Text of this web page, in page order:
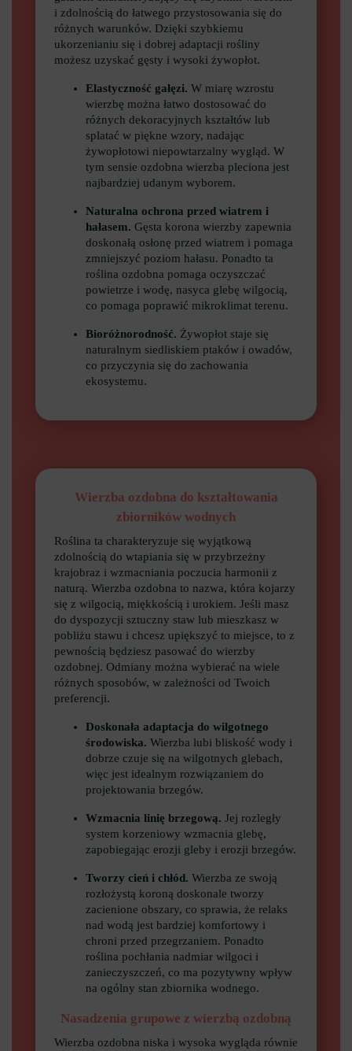
i zdolnością do łatwego przystosowania się do
różnych warunków. Dzięki szybkiemu
ukorzenianiu się i dobrej adaptacji rośliny
możesz uzyskać gęsty i wysoki żywopłot.
Elastyczność gałęzi. W miarę wzrostu
wierzbę można łatwo dostosować do
różnych dekoracyjnych kształtów lub
splatać w piękne wzory, nadając
żywopłotowi niepowtarzalny wygląd. W
tym sensie ozdobna wierzba pleciona jest
najbardziej udanym wyborem.
Naturalna ochrona przed wiatrem i
hałasem. Gęsta korona wierzby zapewnia
doskonałą osłonę przed wiatrem i pomaga
zmniejszyć poziom hałasu. Ponadto ta
roślina ozdobna pomaga oczyszczać
powietrze i wodę, nasyca glebę wilgocią,
co pomaga poprawić mikroklimat terenu.
Bioróżnorodność. Żywopłot staje się
naturalnym siedliskiem ptaków i owadów,
co przyczynia się do zachowania
ekosystemu.
Wierzba ozdobna do kształtowania
zbiorników wodnych
Roślina ta charakteryzuje się wyjątkową
zdolnością do wtapiania się w przybrzeżny
krajobraz i wzmacniania poczucia harmonii z
naturą. Wierzba ozdobna to nazwa, która kojarzy
się z wilgocią, miękkością i urokiem. Jeśli masz
do dyspozycji sztuczny staw lub mieszkasz w
pobliżu stawu i chcesz upiększyć to miejsce, to z
pewnością będziesz pasować do wierzby
ozdobnej. Odmiany można wybierać na wiele
różnych sposobów, w zależności od Twoich
preferencji.
Doskonała adaptacja do wilgotnego
środowiska. Wierzba lubi bliskość wody i
dobrze czuje się na wilgotnych glebach,
więc jest idealnym rozwiązaniem do
projektowania brzegów.
Wzmacnia linię brzegową. Jej rozległy
system korzeniowy wzmacnia glebę,
zapobiegając erozji gleby i erozji brzegów.
Tworzy cień i chłód. Wierzba ze swoją
rozłożystą koroną doskonale tworzy
zacienione obszary, co sprawia, że relaks
nad wodą jest bardziej komfortowy i
chroni przed przegrzaniem. Ponadto
roślina pochłania nadmiar wilgoci i
zanieczyszczeń, co ma pozytywny wpływ
na ogólny stan zbiornika wodnego.
Nasadzenia grupowe z wierzbą ozdobną
Wierzba ozdobna niska i wysoka wygląda równie